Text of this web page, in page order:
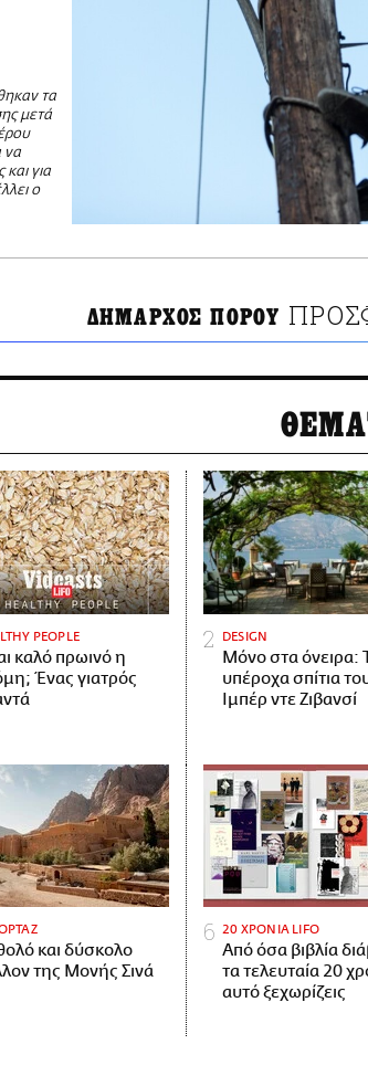
τα
μετά
να
και για
ο
ΔΗΜΑΡΧΟΣ ΠΟΡΟΥ
PEOPLE
καλό πρωινό η
Ένας γιατρός
DESIGN
Μόνο στα όνειρα:
υπέροχα σπίτια
Ιμπέρ ντε Ζιβανσί
και δύσκολο
της Μονής Σινά
20 ΧΡΟΝΙΑ LIFO
Από όσα βιβλία
τα τελευταία 20
αυτό ξεχωρίζεις